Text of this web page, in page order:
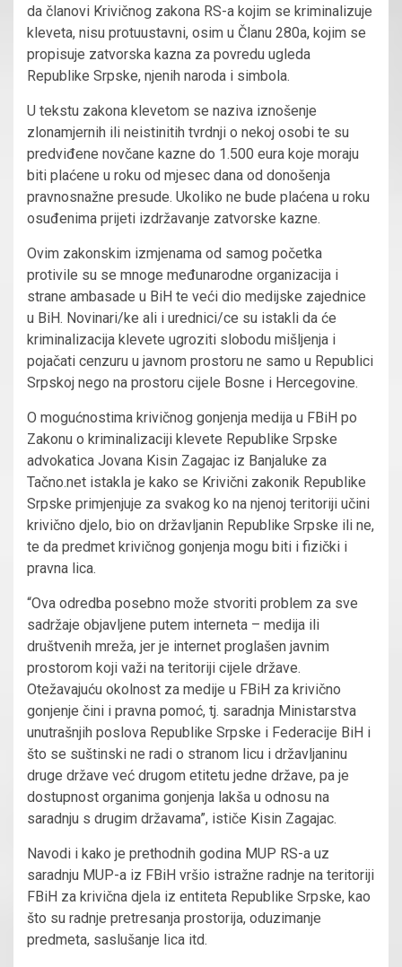
da članovi Krivičnog zakona RS-a kojim se kriminalizuje
kleveta, nisu protuustavni, osim u Članu 280a, kojim se
propisuje zatvorska kazna za povredu ugleda
Republike Srpske, njenih naroda i simbola.
U tekstu zakona klevetom se naziva iznošenje
zlonamjernih ili neistinitih tvrdnji o nekoj osobi te su
predviđene novčane kazne do 1.500 eura koje moraju
biti plaćene u roku od mjesec dana od donošenja
pravnosnažne presude. Ukoliko ne bude plaćena u roku
osuđenima prijeti izdržavanje zatvorske kazne.
Ovim zakonskim izmjenama od samog početka
protivile su se mnoge međunarodne organizacija i
strane ambasade u BiH te veći dio medijske zajednice
u BiH. Novinari/ke ali i urednici/ce su istakli da će
kriminalizacija klevete ugroziti slobodu mišljenja i
pojačati cenzuru u javnom prostoru ne samo u Republici
Srpskoj nego na prostoru cijele Bosne i Hercegovine.
O mogućnostima krivičnog gonjenja medija u FBiH po
Zakonu o kriminalizaciji klevete Republike Srpske
advokatica Jovana Kisin Zagajac iz Banjaluke za
Tačno.net istakla je kako se Krivični zakonik Republike
Srpske primjenjuje za svakog ko na njenoj teritoriji učini
krivično djelo, bio on državljanin Republike Srpske ili ne,
te da predmet krivičnog gonjenja mogu biti i fizički i
pravna lica.
“Ova odredba posebno može stvoriti problem za sve
sadržaje objavljene putem interneta – medija ili
društvenih mreža, jer je internet proglašen javnim
prostorom koji važi na teritoriji cijele države.
Otežavajuću okolnost za medije u FBiH za krivično
gonjenje čini i pravna pomoć, tj. saradnja Ministarstva
unutrašnjih poslova Republike Srpske i Federacije BiH i
što se suštinski ne radi o stranom licu i državljaninu
druge države već drugom etitetu jedne države, pa je
dostupnost organima gonjenja lakša u odnosu na
saradnju s drugim državama”, ističe Kisin Zagajac.
Navodi i kako je prethodnih godina MUP RS-a uz
saradnju MUP-a iz FBiH vršio istražne radnje na teritoriji
FBiH za krivična djela iz entiteta Republike Srpske, kao
što su radnje pretresanja prostorija, oduzimanje
predmeta, saslušanje lica itd.